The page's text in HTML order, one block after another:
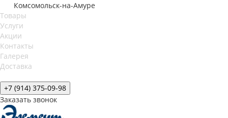
Комсомольск-на-Амуре
Товары
Услуги
Акции
Контакты
Галерея
Доставка
+7 (914) 375-09-98
Заказать звонок